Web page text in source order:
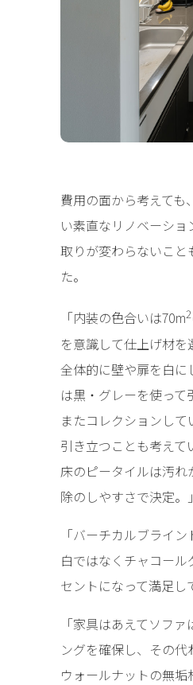
費用の面から考えても
い素直なリノベーシ
取りが変わらないこと
た。
「内装の色合いは70m2
を意識して仕上げ材を
全体的に壁や扉を白
は黒・グレーを使って
またコレクションし
引き立つことも考えて
床のピータイルは汚
除のしやすさで決定。」
「バーチカルブライ
白ではなくチャコー
セントになって満足し
「家具はあえてソフ
ングを確保し、その
ウォールナットの無垢